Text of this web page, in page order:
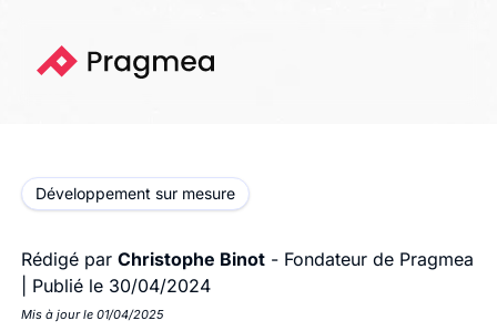
Développement sur mesure
Rédigé par Christophe Binot- Fondateur de Pragmea
Publié le 30/04/2024
Mis à jour le 01/04/2025